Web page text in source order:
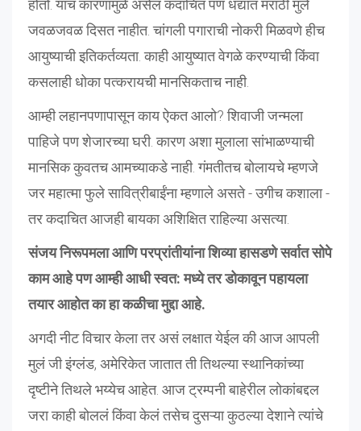
होतो. याच कारणामुळे असेल कदाचित पण धंद्यात मराठी मुले
जवळजवळ दिसत नाहीत. चांगली पगाराची नोकरी मिळवणे हीच
आयुष्याची इतिकर्तव्यता. काही आयुष्यात वेगळे करण्याची किंवा
कसलाही धोका पत्करायची मानसिकताच नाही.
आम्ही लहानपणापासून काय ऐकत आलो? शिवाजी जन्मला
पाहिजे पण शेजारच्या घरी. कारण अशा मुलाला सांभाळण्याची
मानसिक कुवतच आमच्याकडे नाही. गंमतीतच बोलायचे म्हणजे
जर महात्मा फुले सावित्रीबाईंना म्हणाले असते - उगीच कशाला -
तर कदाचित आजही बायका अशिक्षित राहिल्या असत्या.
संजय निरूपमला आणि परप्रांतीयांना शिव्या हासडणे सर्वात सोपे
काम आहे पण आम्ही आधी स्वत: मध्ये तर डोकावून पहायला
तयार आहोत का हा कळीचा मुद्दा आहे.
अगदी नीट विचार केला तर असं लक्षात येईल की आज आपली
मुलं जी इंग्लंड, अमेरिकेत जातात ती तिथल्या स्थानिकांच्या
दृष्टीने तिथले भय्येच आहेत. आज ट्रम्पनी बाहेरील लोकांबद्दल
जरा काही बोललं किंवा केलं तसेच दुसऱ्या कुठल्या देशाने त्यांचे